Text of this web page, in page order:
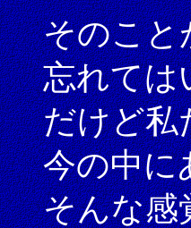
そのこと
忘れては
だけど私
今の中に
そんな感